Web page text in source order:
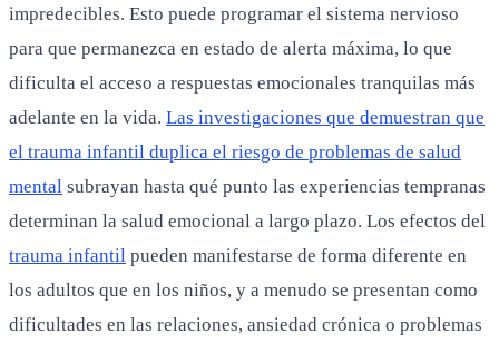
impredecibles. Esto puede programar el sistema nervioso
para que permanezca en estado de alerta máxima, lo que
dificulta el acceso a respuestas emocionales tranquilas más
adelante en la vida. Las investigaciones que demuestran que
el trauma infantil duplica el riesgo de problemas de salud
mental subrayan hasta qué punto las experiencias tempranas
determinan la salud emocional a largo plazo. Los efectos del
trauma infantil pueden manifestarse de forma diferente en
los adultos que en los niños, y a menudo se presentan como
dificultades en las relaciones, ansiedad crónica o problemas